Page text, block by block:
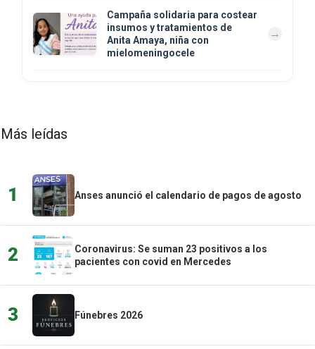
Campaña solidaria para costear
insumos y tratamientos de
Anita Amaya, niña con
mielomeningocele
Más leídas
1 Anses anunció el calendario de pagos de agosto
2
Coronavirus: Se suman 23 positivos a los
pacientes con covid en Mercedes
3 Fúnebres 2026